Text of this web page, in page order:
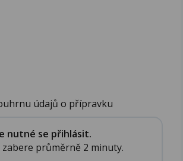
údajů o přípravku
nutné se přihlásit.
průměrně 2 minuty.